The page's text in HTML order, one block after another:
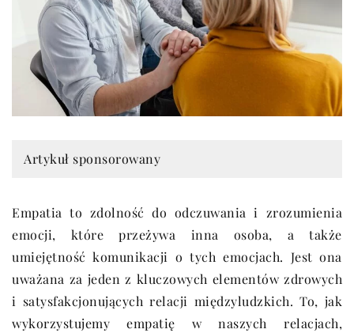
Artykuł sponsorowany
Empatia to zdolność do odczuwania i zrozumienia
emocji, które przeżywa inna osoba, a także
umiejętność komunikacji o tych emocjach. Jest ona
uważana za jeden z kluczowych elementów zdrowych
i satysfakcjonujących relacji międzyludzkich. To, jak
wykorzystujemy empatię w naszych relacjach,